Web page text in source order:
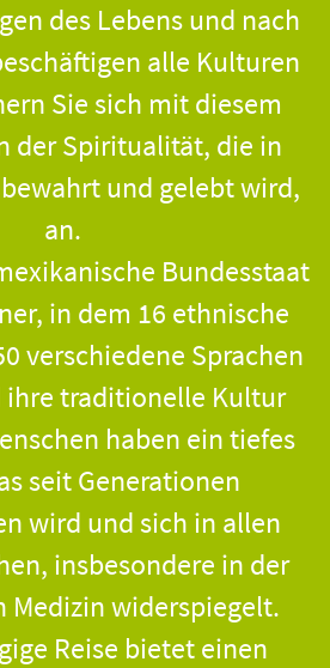
des Lebens und nach
alle Kulturen
Sie sich mit diesem
der Spiritualität, die in
und gelebt wird,
an.
Bundesstaat
in dem 16 ethnische
verschiedene Sprachen
ihre traditionelle Kultur
haben ein tiefes
seit Generationen
wird und sich in allen
insbesondere in der
widerspiegelt.
Reise bietet einen